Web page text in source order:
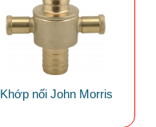
Khớp nối John Morris